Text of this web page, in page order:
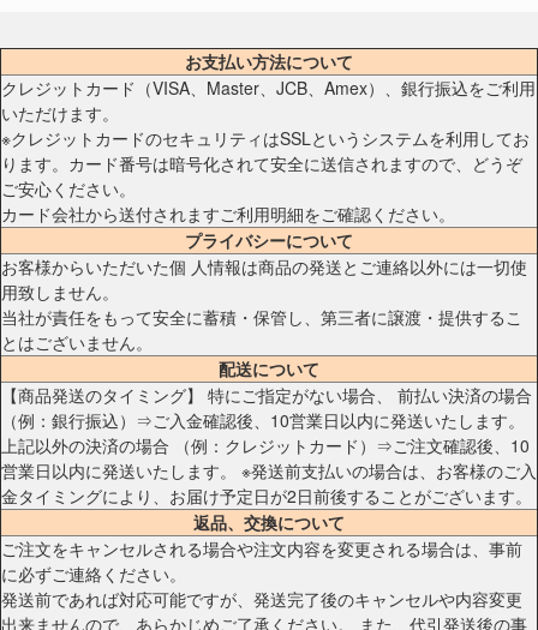
お支払い方法について
クレジットカード（VISA、Master、JCB、Amex）、銀行振込をご利用
いただけます。
※クレジットカードのセキュリティはSSLというシステムを利用してお
ります。カード番号は暗号化されて安全に送信されますので、どうぞ
ご安心ください。
カード会社から送付されますご利用明細をご確認ください。
プライバシーについて
お客様からいただいた個 人情報は商品の発送とご連絡以外には一切使
用致しません。
当社が責任をもって安全に蓄積・保管し、第三者に譲渡・提供するこ
とはございません。
配送について
【商品発送のタイミング】 特にご指定がない場合、 前払い決済の場合
（例：銀行振込）⇒ご入金確認後、10営業日以内に発送いたします。
上記以外の決済の場合 （例：クレジットカード）⇒ご注文確認後、10
営業日以内に発送いたします。 ※発送前支払いの場合は、お客様のご入
金タイミングにより、お届け予定日が2日前後することがございます。
返品、交換について
ご注文をキャンセルされる場合や注文内容を変更される場合は、事前
に必ずご連絡ください。
発送前であれば対応可能ですが、発送完了後のキャンセルや内容変更
出来ませんので、あらかじめご了承ください。 また、代引発送後の事